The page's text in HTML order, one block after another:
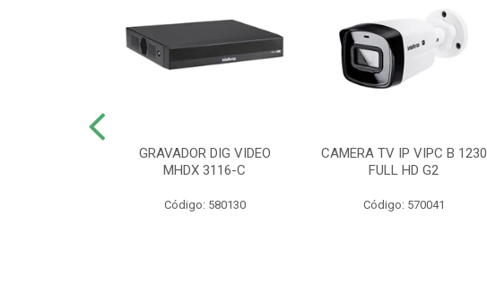
GRAVADOR DIG VIDEO
MHDX 3116-C
Código: 580130
CAMERA TV IP VIPC B 1230
FULL HD G2
Código: 570041